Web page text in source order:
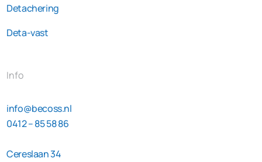
Detachering
Deta-vast
Info
info@becoss.nl
0412 – 85 58 86
Cereslaan 34